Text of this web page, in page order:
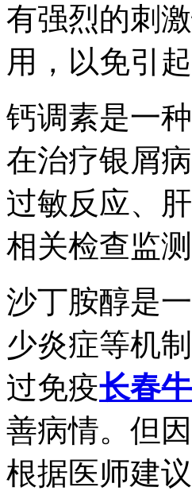
有强烈的刺
用，以免引
钙调素是一
在治疗银屑
过敏反应、
相关检查监测
沙丁胺醇是
少炎症等机
过免疫长春
善病情。但
根据医师建